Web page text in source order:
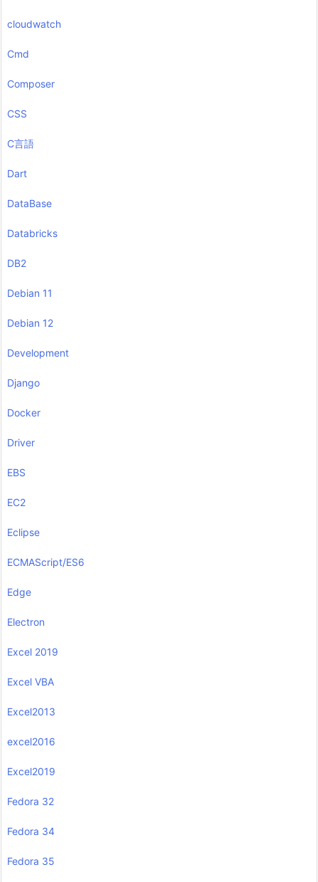
cloudwatch
Cmd
Composer
CSS
C言語
Dart
DataBase
Databricks
DB2
Debian 11
Debian 12
Development
Django
Docker
Driver
EBS
EC2
Eclipse
ECMAScript/ES6
Edge
Electron
Excel 2019
Excel VBA
Excel2013
excel2016
Excel2019
Fedora 32
Fedora 34
Fedora 35